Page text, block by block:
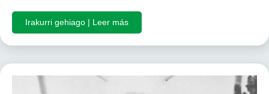
Irakurri gehiago | Leer más